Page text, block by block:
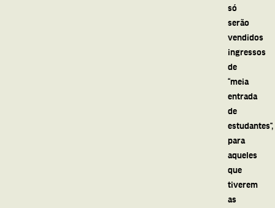
só
serão
vendidos
ingressos
de
“meia
entrada
de
estudantes”,
para
aqueles
que
tiverem
as